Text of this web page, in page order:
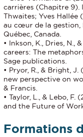
carrières (Chapitre 9).
Thwaites; Yves Hallée
au cœur de la gestion,
Québec, Canada.
• Inkson, K., Dries, N.,
careers: The
Sage publications.
• Pryor, R., & Bright,
new perspective on
& Francis.
• Taylor, L., & Lebo,
and the Future of
Formations